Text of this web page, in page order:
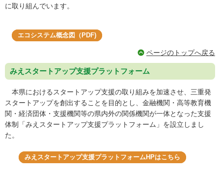
に取り組んでいます。
エコシステム概念図（PDF)
ページのトップへ戻る
みえスタートアップ支援プラットフォーム
本県におけるスタートアップ支援の取り組みを加速させ、三重発
スタートアップを創出することを目的とし、金融機関・高等教育機
関・経済団体・支援機関等の県内外の関係機関が一体となった支援
体制「みえスタートアップ支援プラットフォーム」を設立しまし
た。
みえスタートアップ支援プラットフォームHPはこちら